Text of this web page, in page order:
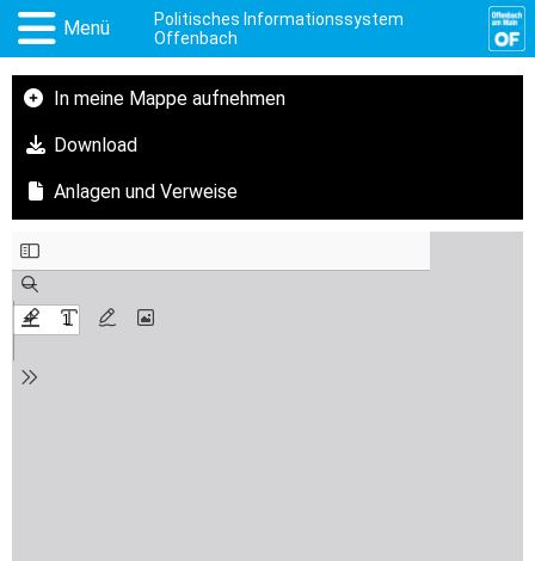
Menü
Politisches Informationssystem
Offenbach
In meine Mappe aufnehmen
Download
Anlagen und Verweise